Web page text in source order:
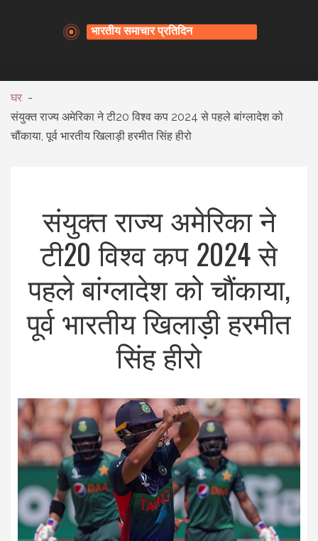
घर
संयुक्त राज्य अमेरिका ने टी20 विश्व कप 2024 से पहले बांग्लादेश को
चौंकाया, पूर्व भारतीय खिलाड़ी हरमीत सिंह हीरो
संयुक्त राज्य अमेरिका ने
टी20 विश्व कप 2024 से
पहले बांग्लादेश को चौंकाया,
पूर्व भारतीय खिलाड़ी हरमीत
सिंह हीरो